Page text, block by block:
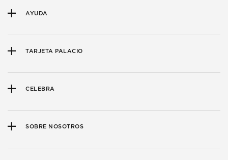
AYUDA
TARJETA PALACIO
CELEBRA
SOBRE NOSOTROS